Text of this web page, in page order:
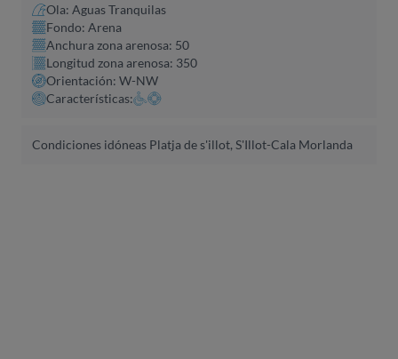
Ola: Aguas Tranquilas
Fondo: Arena
Anchura zona arenosa: 50
Longitud zona arenosa: 350
Orientación: W-NW
Características:
Condiciones idóneas Platja de s'illot, S'Illot-Cala Morlanda